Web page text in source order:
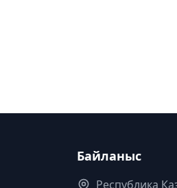
Байланыс
Республика